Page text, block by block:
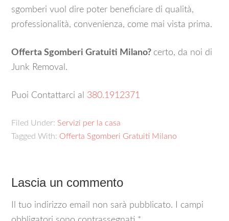
sgomberi vuol dire poter beneficiare di qualità,
professionalità, convenienza, come mai vista prima.
Offerta Sgomberi Gratuiti Milano? certo, da noi di
Junk Removal.
Puoi Contattarci al 380.1912371
Filed Under: Servizi per la casa
Tagged With: Offerta Sgomberi Gratuiti Milano
Lascia un commento
Il tuo indirizzo email non sarà pubblicato.
I campi